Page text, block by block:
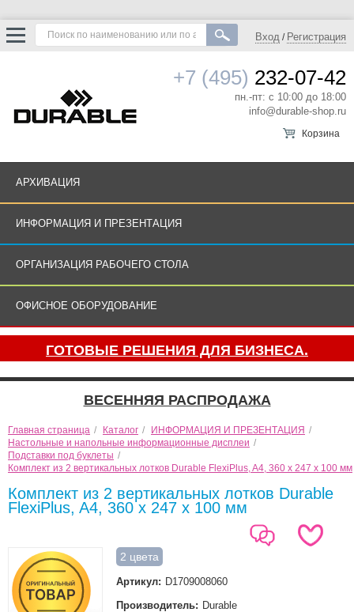
Вход / Регистрация
+7 (495) 232-07-42
пн.-пт: с 10:00 до 18:00
info@durable-shop.ru
Корзина
АРХИВАЦИЯ
ИНФОРМАЦИЯ И ПРЕЗЕНТАЦИЯ
ОРГАНИЗАЦИЯ РАБОЧЕГО СТОЛА
ОФИСНОЕ ОБОРУДОВАНИЕ
ГОТОВЫЕ РЕШЕНИЯ ДЛЯ БИЗНЕСА.
ВЕСЕННЯЯ РАСПРОДАЖА
Главная страница / Каталог / ИНФОРМАЦИЯ И ПРЕЗЕНТАЦИЯ /
Настольные и напольные информационные дисплеи /
Подставки под буклеты /
Комплект из 2 вертикальных лотков Durable FlexiPlus, A4, 360 x 247 x 100 мм
Комплект из 2 вертикальных лотков Durable
FlexiPlus, A4, 360 x 247 x 100 мм
2 цвета
Артикул: D1709008060
Производитель: Durable